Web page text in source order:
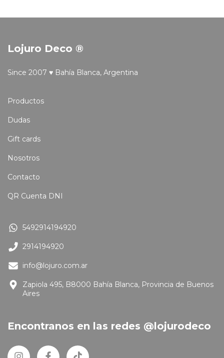
Lojuro Deco ®
Since 2007 ♥ Bahía Blanca, Argentina
Productos
Dudas
Gift cards
Nosotros
Contacto
QR Cuenta DNI
5492914194920
2914194920
info@lojuro.com.ar
Zapiola 495, B8000 Bahía Blanca, Provincia de Buenos
Aires
Encontranos en las redes @lojurodeco